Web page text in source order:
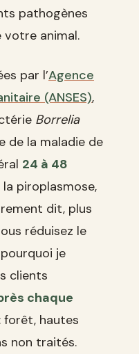
pathogènes
votre animal.
par l’Agence
(ANSES),
Borrelia
de la maladie de
24 à 48
piroplasmose,
dit, plus
réduisez le
je
clients
chaque
forêt, hautes
non traités.